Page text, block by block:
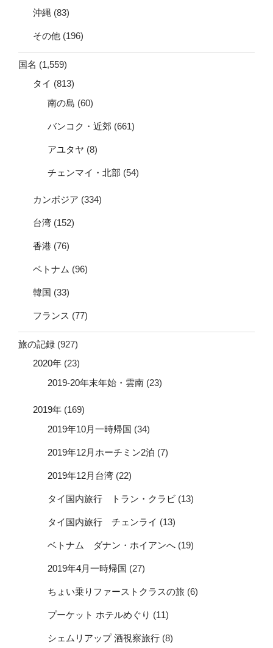
沖縄 (83)
その他 (196)
国名 (1,559)
タイ (813)
南の島 (60)
バンコク・近郊 (661)
アユタヤ (8)
チェンマイ・北部 (54)
カンボジア (334)
台湾 (152)
香港 (76)
ベトナム (96)
韓国 (33)
フランス (77)
旅の記録 (927)
2020年 (23)
2019-20年末年始・雲南 (23)
2019年 (169)
2019年10月一時帰国 (34)
2019年12月ホーチミン2泊 (7)
2019年12月台湾 (22)
タイ国内旅行 トラン・クラビ (13)
タイ国内旅行 チェンライ (13)
ベトナム ダナン・ホイアンへ (19)
2019年4月一時帰国 (27)
ちょい乗りファーストクラスの旅 (6)
プーケット ホテルめぐり (11)
シェムリアップ 酒視察旅行 (8)